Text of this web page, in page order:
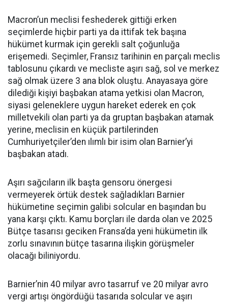
Macron’un meclisi feshederek gittiği erken
seçimlerde hiçbir parti ya da ittifak tek başına
hükümet kurmak için gerekli salt çoğunluğa
erişemedi. Seçimler, Fransız tarihinin en parçalı meclis
tablosunu çıkardı ve mecliste aşırı sağ, sol ve merkez
sağ olmak üzere 3 ana blok oluştu. Anayasaya göre
dilediği kişiyi başbakan atama yetkisi olan Macron,
siyasi geleneklere uygun hareket ederek en çok
milletvekili olan parti ya da gruptan başbakan atamak
yerine, meclisin en küçük partilerinden
Cumhuriyetçiler’den ılımlı bir isim olan Barnier’yi
başbakan atadı.
Aşırı sağcıların ilk başta gensoru önergesi
vermeyerek örtük destek sağladıkları Barnier
hükümetine seçimin galibi solcular en başından bu
yana karşı çıktı. Kamu borçları ile darda olan ve 2025
Bütçe tasarısı geciken Fransa’da yeni hükümetin ilk
zorlu sınavının bütçe tasarına ilişkin görüşmeler
olacağı biliniyordu.
Barnier’nin 40 milyar avro tasarruf ve 20 milyar avro
vergi artışı öngördüğü tasarıda solcular ve aşırı